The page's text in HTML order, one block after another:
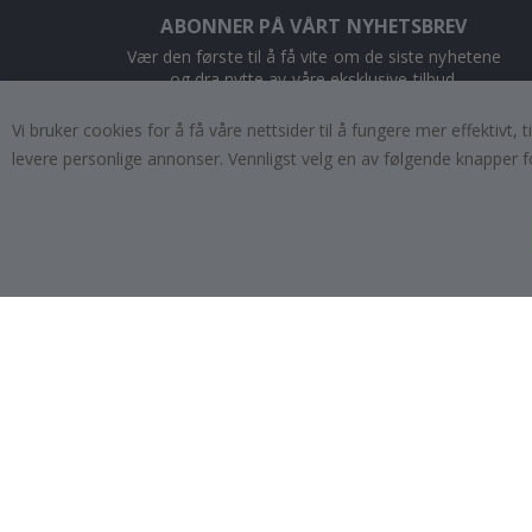
ABONNER PÅ VÅRT NYHETSBREV
Vær den første til å få vite om de siste nyhetene
og dra nytte av våre eksklusive tilbud.
ABONNER
To
Vi bruker cookies for å få våre nettsider til å fungere mer effektivt,
levere personlige annonser. Vennligst velg en av følgende